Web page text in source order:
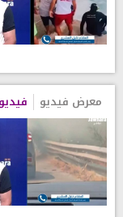
معرض فيديو فيديو